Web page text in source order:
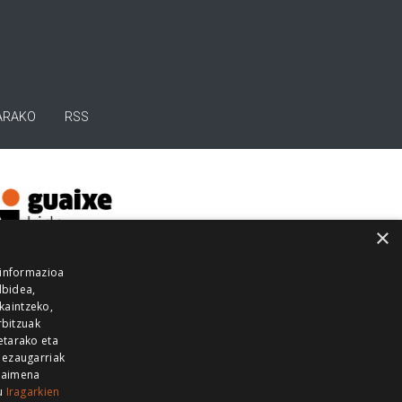
RSS
×
eta
Iragarkien